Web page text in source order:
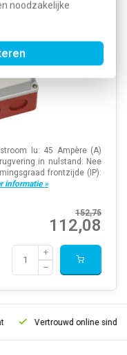
noodzakelijke
Iu: 45 Ampère (A)
in nulstand: Nee
frontzijde (IP):
informatie »
152,75
112,08
Vertrouwd online sinds